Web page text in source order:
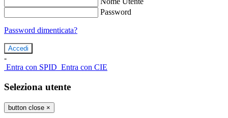
Password
Password dimenticata?
-
Entra con SPID Entra con CIE
Seleziona utente
button close ×